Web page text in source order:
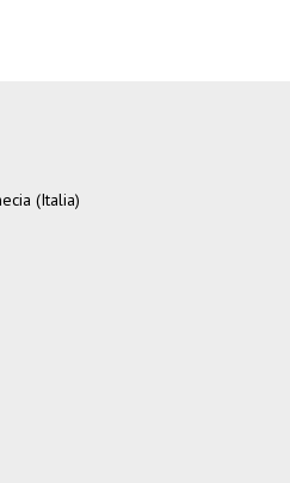
(Italia)